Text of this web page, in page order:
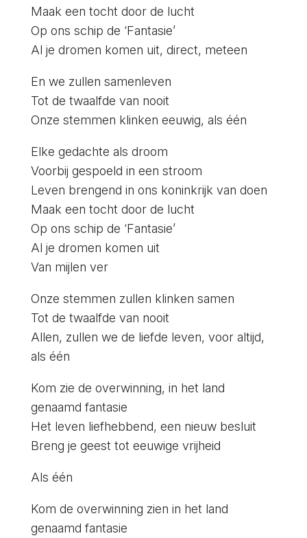
Maak een tocht door de lucht
Op ons schip de ‘Fantasie’
Al je dromen komen uit, direct, meteen
En we zullen samenleven
Tot de twaalfde van nooit
Onze stemmen klinken eeuwig, als één
Elke gedachte als droom
Voorbij gespoeld in een stroom
Leven brengend in ons koninkrijk van doen
Maak een tocht door de lucht
Op ons schip de ‘Fantasie’
Al je dromen komen uit
Van mijlen ver
Onze stemmen zullen klinken samen
Tot de twaalfde van nooit
Allen, zullen we de liefde leven, voor altijd,
als één
Kom zie de overwinning, in het land
genaamd fantasie
Het leven liefhebbend, een nieuw besluit
Breng je geest tot eeuwige vrijheid
Als één
Kom de overwinning zien in het land
genaamd fantasie